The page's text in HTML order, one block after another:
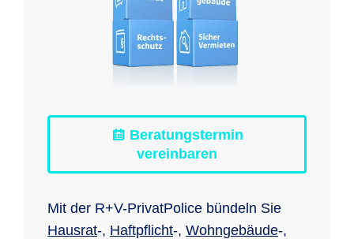
Beratungstermin
vereinbaren
Mit der R+V-PrivatPolice bündeln Sie
Hausrat-, Haftpflicht-, Wohngebäude-,